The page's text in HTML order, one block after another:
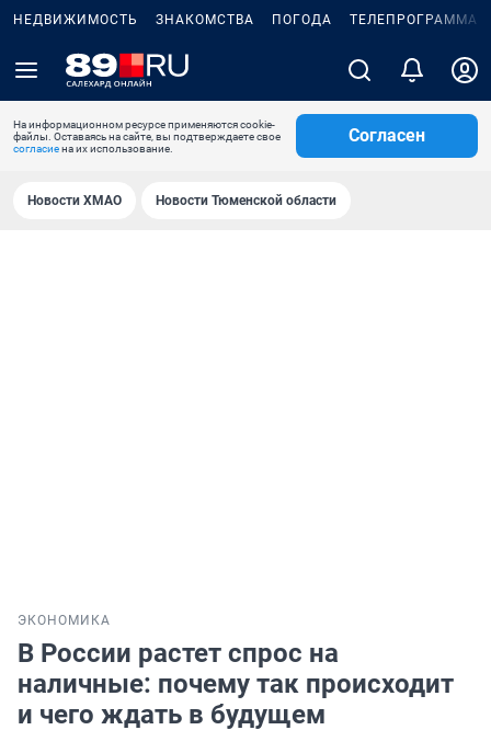
НЕДВИЖИМОСТЬ ЗНАКОМСТВА ПОГОДА ТЕЛЕПРОГРАММА
На информационном ресурсе применяются cookie-
файлы. Оставаясь на сайте, вы подтверждаете свое
согласиена их использование.
Согласен
Новости ХМАО Новости Тюменской области
ЭКОНОМИКА
В России растет спрос на
наличные: почему так происходит
и чего ждать в будущем